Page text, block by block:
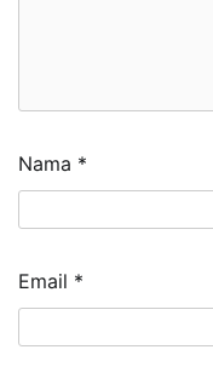
Nama *
Email *